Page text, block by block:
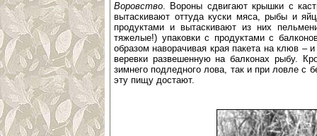
Воровство. Вороны сдвигают крышки с
вытаскивают оттуда куски мяса, рыбы и
продуктами и вытаскивают из них
тяжелые!) упаковки с продуктами с
образом наворачивая края пакета на клюв –
веревки развешенную на балконах рыбу.
зимнего подледного лова, так и при ловле
эту пищу достают.